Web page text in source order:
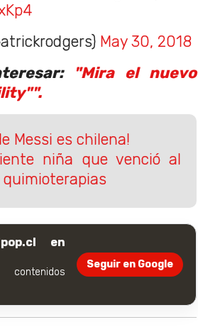
May 30, 2018
"Mira el nuevo
Messi es chilena!
niña que venció al
quimioterapias
en
Seguir en Google